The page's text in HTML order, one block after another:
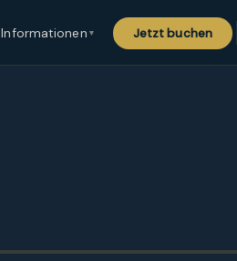
Informationen ▼ Jetzt buchen